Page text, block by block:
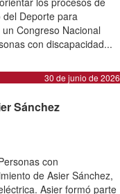
de ADESP ha
que se ha fijado una
en la integración de los
Deporte Federado
concretar tres líneas
de un documento que
la creación de un